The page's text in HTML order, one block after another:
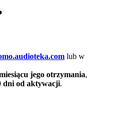
lub w
jego otrzymania,
dni od aktywacji.